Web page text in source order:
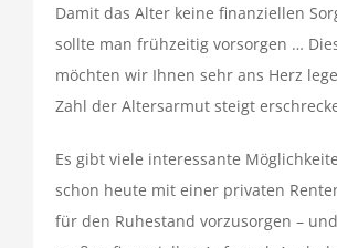
Damit das Alter keine finanziellen
sollte man frühzeitig vorsorgen …
möchten wir Ihnen sehr ans Herz
Zahl der Altersarmut steigt
Es gibt viele interessante
schon heute mit einer privaten
für den Ruhestand vorzusorgen –